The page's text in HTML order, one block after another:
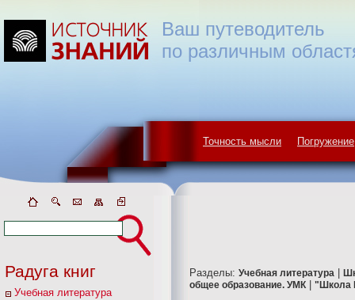
Точность мысли Погружение
Ваш путеводитель
по различным
Радуга книг
Учебная литература
Разделы: Учебная литература
общее образование. УМК
"Школа